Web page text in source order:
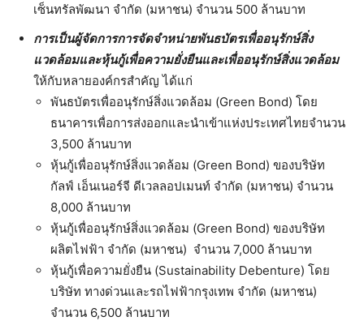
เซ็นทรัลพัฒนา จำกัด (มหาชน) จำนวน 500 ล้านบาท
การเป็นผู้จัดการการจัดจำหน่ายพันธบัตรเพื่ออนุรักษ์สิ่ง
แวดล้อมและหุ้นกู้เพื่อความยั่งยืนและเพื่ออนุรักษ์สิ่งแวดล้อม
ให้กับหลายองค์กรสำคัญ ได้แก่
พันธบัตรเพื่ออนุรักษ์สิ่งแวดล้อม (Green Bond) โดย
ธนาคารเพื่อการส่งออกและนำเข้าแห่งประเทศไทยจำนวน
3,500 ล้านบาท
หุ้นกู้เพื่ออนุรักษ์สิ่งแวดล้อม (Green Bond) ของบริษัท
กัลฟ์ เอ็นเนอร์จี ดีเวลลอปเมนท์ จำกัด (มหาชน) จำนวน
8,000 ล้านบาท
หุ้นกู้เพื่ออนุรักษ์สิ่งแวดล้อม (Green Bond) ของบริษัท
ผลิตไฟฟ้า จำกัด (มหาชน) จำนวน 7,000 ล้านบาท
หุ้นกู้เพื่อความยั่งยืน (Sustainability Debenture) โดย
บริษัท ทางด่วนและรถไฟฟ้ากรุงเทพ จำกัด (มหาชน)
จำนวน 6,500 ล้านบาท